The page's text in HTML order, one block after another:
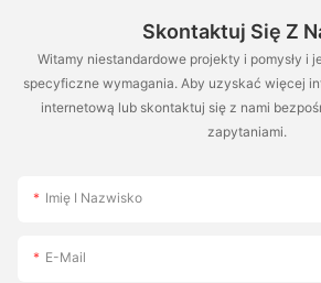
Skontaktuj Się Z
Witamy niestandardowe projekty i pomysły i
specyficzne wymagania. Aby uzyskać więcej
internetową lub skontaktuj się z nami
zapytaniami.
Imię I Nazwisko
E-Mail